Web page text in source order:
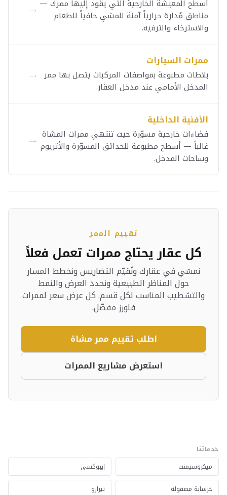
أسطح المعيشة الخارجية التي يقود إليها ممرك —
مناطق مُدارة حرارياً آمنة للمشي حافياً للطعام
والاسترخاء والترفيه.
→
ممرات السيارات
بلاطات مطبوعة بمواصفات المركبات يتصل بها ممر
المدخل الأمامي عند مدخل العقار.
→
الأفنية الداخلية
فضاءات خارجية مسوّرة حيث تنتهي ممرات المشاة
غالباً — أسطح مطبوعة للحدائق المسوّرة والأتريوم
وساحات المدخل.
→
تقييم الممر
كل عقار يحتاج ممرات تعمل فعلاً
نمشي في عقارك ونُقيّم التضاريس ونخطط المسار
حول المناظر الطبيعية ونحدد العرض والنمط
والتشطيب المناسب لكل قسم. كل عرض سعر لممرات
فلورز مفصّل.
اطلب تقييم ممر مشاة
استعرض مشاريع الممرات
خدماتنا
ميكروسيمنت
إيبوكسي
خرسانة مصقولة
تيرازو